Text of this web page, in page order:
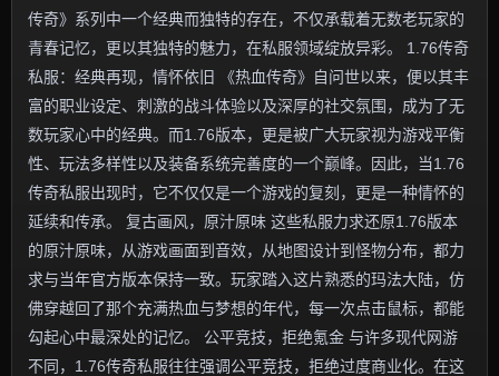
传奇》系列中一个经典而独特的存在，不仅承载着无数老玩家的
青春记忆，更以其独特的魅力，在私服领域绽放异彩。 1.76传奇
私服：经典再现，情怀依旧 《热血传奇》自问世以来，便以其丰
富的职业设定、刺激的战斗体验以及深厚的社交氛围，成为了无
数玩家心中的经典。而1.76版本，更是被广大玩家视为游戏平衡
性、玩法多样性以及装备系统完善度的一个巅峰。因此，当1.76
传奇私服出现时，它不仅仅是一个游戏的复刻，更是一种情怀的
延续和传承。 复古画风，原汁原味 这些私服力求还原1.76版本
的原汁原味，从游戏画面到音效，从地图设计到怪物分布，都力
求与当年官方版本保持一致。玩家踏入这片熟悉的玛法大陆，仿
佛穿越回了那个充满热血与梦想的年代，每一次点击鼠标，都能
勾起心中最深处的记忆。 公平竞技，拒绝氪金 与许多现代网游
不同，1.76传奇私服往往强调公平竞技，拒绝过度商业化。在这